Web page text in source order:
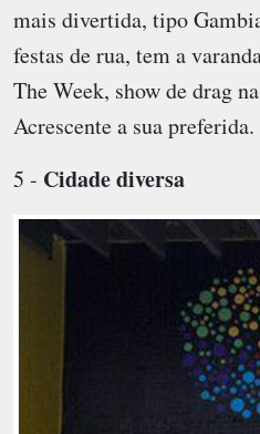
mais divertida, tipo
festas de rua, tem a
The Week, show de drag
Acrescente a sua preferida.
5 - Cidade diversa